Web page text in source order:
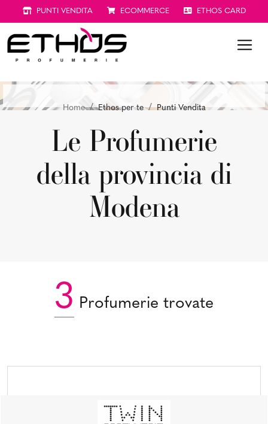
PUNTI VENDITA ECOMMERCE ETHOS CARD
Home Ethos per te Punti Vendita
Le Profumerie
della provincia di
Modena
3 Profumerie trovate